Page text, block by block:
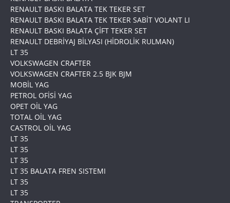
RENAULT BASKI BALATA TEK TEKER SET
RENAULT BASKI BALATA TEK TEKER SABİT VOLANT LI
RENAULT BASKI BALATA ÇİFT TEKER SET
RENAULT DEBRİYAJ BİLYASI (HİDROLİK RULMAN)
LT 35
VOLKSWAGEN CRAFTER
VOLKSWAGEN CRAFTER 2.5 BJK BJM
MOBİL YAG
PETROL OFİSİ YAG
OPET OİL YAG
TOTAL OİL YAG
CASTROL OİL YAG
LT 35
LT 35
LT 35
LT 35 BALATA FREN SISTEMI
LT 35
LT 35